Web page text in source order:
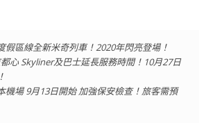
假區線全新米奇列車！2020年閃亮登場！
心 Skyliner及巴士延長服務時間！10月27日
機場 9月13日開始 加強保安檢查！旅客需預